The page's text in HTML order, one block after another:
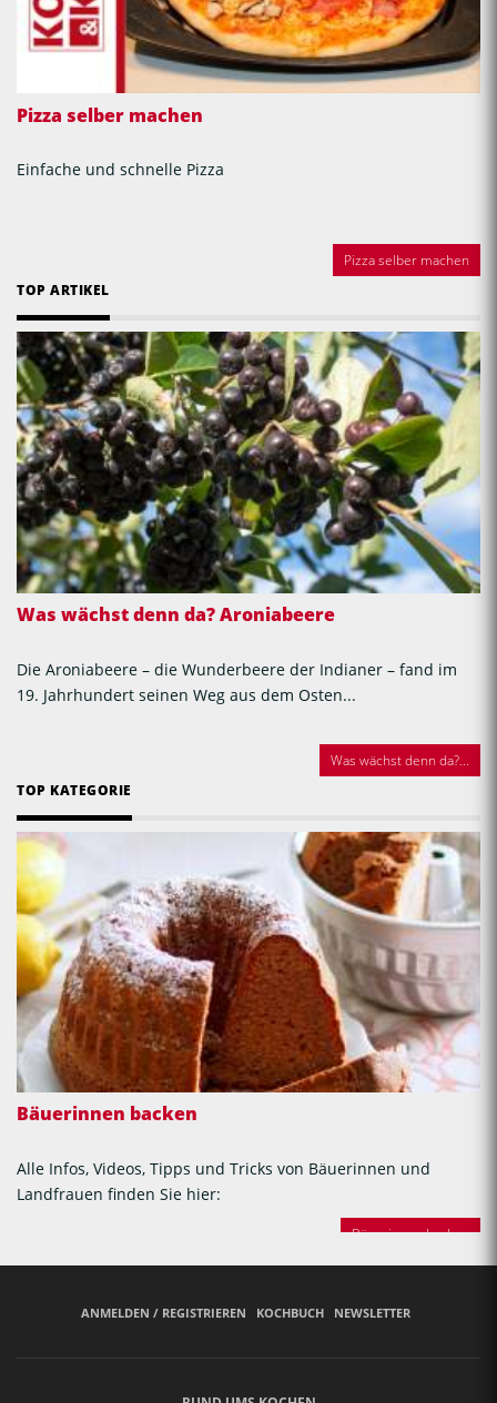
Pizza selber machen
Einfache und schnelle Pizza
Pizza selber machen
TOP ARTIKEL
Was wächst denn da? Aroniabeere
Die Aroniabeere – die Wunderbeere der Indianer – fand im
19. Jahrhundert seinen Weg aus dem Osten...
Was wächst denn da?...
TOP KATEGORIE
Bäuerinnen backen
Alle Infos, Videos, Tipps und Tricks von Bäuerinnen und
Landfrauen finden Sie hier:
Bäuerinnen backen
ANMELDEN / REGISTRIEREN KOCHBUCH NEWSLETTER